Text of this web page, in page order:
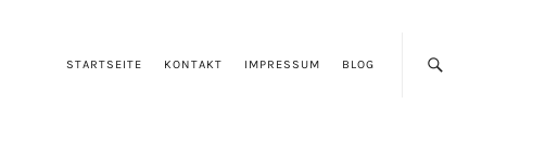
STARTSEITE KONTAKT IMPRESSUM BLOG